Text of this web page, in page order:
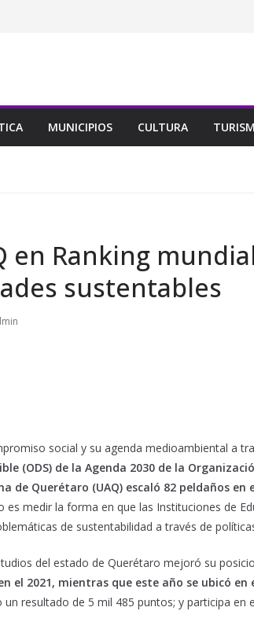
MUNICIPIOS CULTURA
en Ranking
sustentables
social y su agenda medioambiental a
(ODS) de la Agenda 2030 de la
de Querétaro (UAQ) escaló 82 peldaños en
es medir la forma en que las Instituciones de
de sustentabilidad a través de
del estado de Querétaro mejoró su
el 2021, mientras que este año se ubicó en
un resultado de 5 mil 485 puntos; y participa en